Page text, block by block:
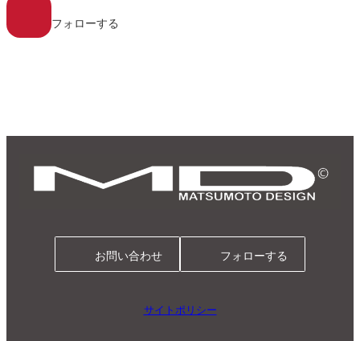
イ
ン
フォローする
お問い合わせ フォローする
サイトポリシー